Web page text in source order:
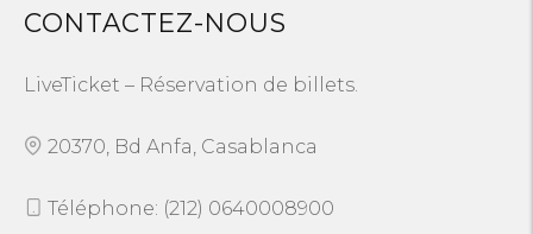
CONTACTEZ-NOUS
LiveTicket – Réservation de billets.
20370, Bd Anfa, Casablanca
Téléphone: (212) 0640008900